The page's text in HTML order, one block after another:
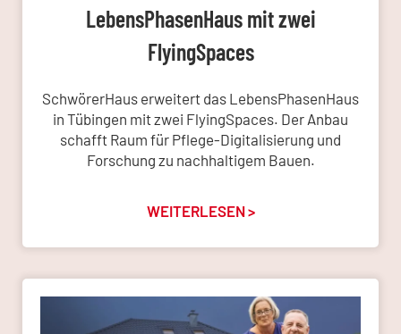
LebensPhasenHaus mit zwei
FlyingSpaces
SchwörerHaus erweitert das LebensPhasenHaus
in Tübingen mit zwei FlyingSpaces. Der Anbau
schafft Raum für Pflege-Digitalisierung und
Forschung zu nachhaltigem Bauen.
WEITERLESEN >